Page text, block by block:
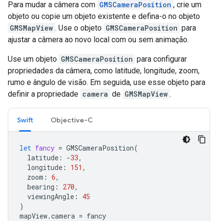
Para mudar a câmera com GMSCameraPosition , crie um
objeto ou copie um objeto existente e defina-o no objeto
GMSMapView . Use o objeto GMSCameraPosition para
ajustar a câmera ao novo local com ou sem animação.
Use um objeto GMSCameraPosition para configurar
propriedades da câmera, como latitude, longitude, zoom,
rumo e ângulo de visão. Em seguida, use esse objeto para
definir a propriedade camera de GMSMapView .
Swift Objective-C
let fancy = GMSCameraPosition(
latitude : -33,
longitude : 151 ,
zoom : 6,
bearing : 270,
viewingAngle :
45
)
mapView.camera = fancy